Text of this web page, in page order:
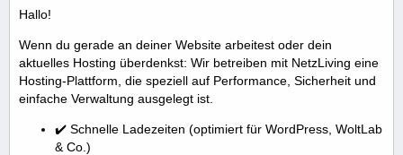
Hallo!
Wenn du gerade an deiner Website arbeitest oder dein
aktuelles Hosting überdenkst: Wir betreiben mit NetzLiving eine
Hosting-Plattform, die speziell auf Performance, Sicherheit und
einfache Verwaltung ausgelegt ist.
✔️ Schnelle Ladezeiten (optimiert für WordPress, WoltLab
& Co.)